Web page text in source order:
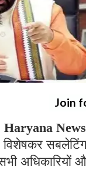
Join
अधिकारियों